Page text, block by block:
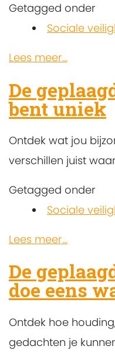
Getagged onder
Sociale
Lees meer...
De
bent uniek
Ontdek wat jou
verschillen juist
Getagged onder
Sociale
Lees meer...
De
doe eens
Ontdek hoe
gedachten je